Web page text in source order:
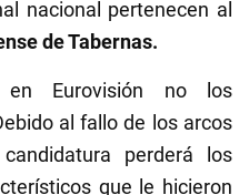
nacional pertenecen al
de Tabernas.
en Eurovisión no los
al fallo de los arcos
perderá los
que le hicieron